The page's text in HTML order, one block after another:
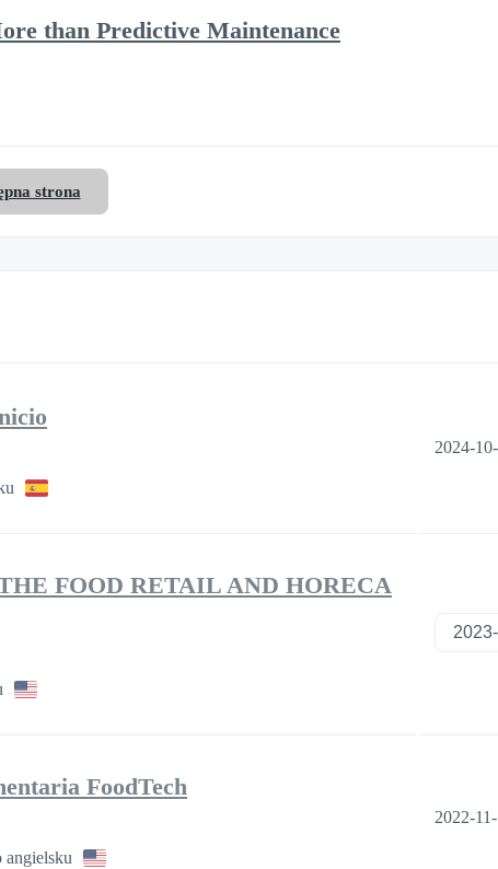
than Predictive Maintenance
strona
2024-
FOOD RETAIL AND HORECA
FoodTech
angielsku
2022-